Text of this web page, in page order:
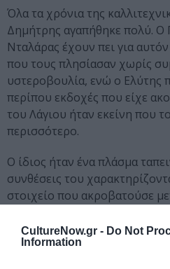
CultureNow.gr - Do Not
Information
Όλα τα χρόνια της
Δημήτρης αγαπήθηκε πολύ. Ο
Νταλάρας έχουν πει για
που τους πλησίασαν χωρίς
υστεροβουλία, ενώ ο Ελύτης
περίπου εκδοχές που είχε
του Λάγιου ήταν εκείνη που
περισσότερο.
Ο ίδιος ήταν ένα πλάσμα
συνθέσεις του
στοιχείο που ακροβατούσε
νοσταλγία και την αγάπη, με
εξιδανίκευση. Μελοποίησε